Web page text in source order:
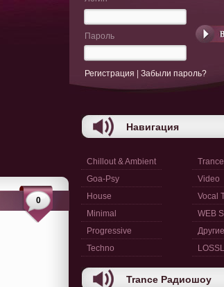
0
Пароль
Регистрация Забыли пароль?
Навигация
Chillout & Ambient
Goa-Psy
House
Minimal
Progressive
Techno
Trance
Video
Vocal
WEB
Trance Радиошоу